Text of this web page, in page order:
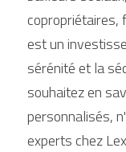
copropriétaires,
est un
sérénité et la
souhaitez en
personnalisés,
experts chez